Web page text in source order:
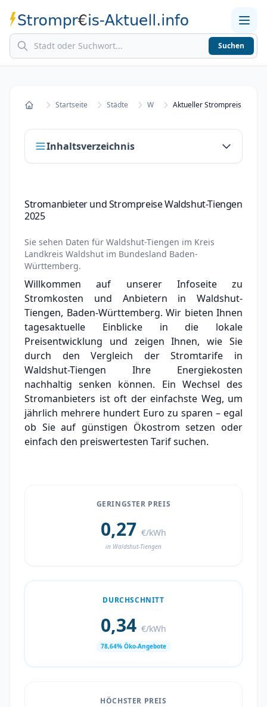
Home
Stromkosten berechnen
Suchen
StartseiteStartseite Städte W
Inhaltsverzeichnis
Tiengen 2025
Strompreisvergleich Waldshut-Tiengen 2025
Grundversorger Waldshut-Tiengen
Experten-Analyse: Strommarkt in Waldshut-
Tiengen
Aktueller Strompreis in Waldshut-Tiengen
Stromanbieter in der Nähe von Waldshut-
Tiengen
Ortsteile in Waldshut-Tiengen
Stromanbieter und Strompreise Waldshut-Tiengen
2025
Sie sehen Daten für Waldshut-Tiengen im Kreis
Landkreis Waldshut im Bundesland Baden-
Württemberg.
Willkommen auf unserer Infoseite zu
Stromkosten und Anbietern in Waldshut-
Tiengen, Baden-Württemberg. Wir bieten Ihnen
tagesaktuelle Einblicke in die lokale
Preisentwicklung und zeigen Ihnen, wie Sie
durch den Vergleich der Stromtarife in
Waldshut-Tiengen Ihre Energiekosten
nachhaltig senken können. Ein Wechsel des
Stromanbieters ist oft der einfachste Weg, um
jährlich mehrere hundert Euro zu sparen – egal
ob Sie auf günstigen Ökostrom setzen oder
einfach den preiswertesten Tarif suchen.
GERINGSTER PREIS
0,27 €/kWh
in Waldshut-Tiengen
DURCHSCHNITT
0,34 €/kWh
78,64% Öko-Angebote
HÖCHSTER PREIS